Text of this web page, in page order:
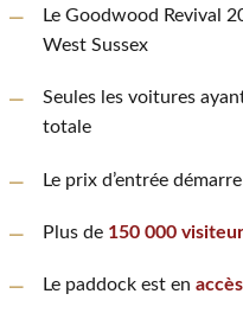
Le Goodwood Revival
West Sussex
Seules les voitures
totale
Le prix d’entrée
Plus de 150 000
Le paddock est en